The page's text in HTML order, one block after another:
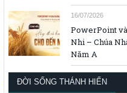
16/07/2026
PowerPoint
Nhi – Chúa
Năm A
ĐỜI SỐNG THÁNH HIẾN